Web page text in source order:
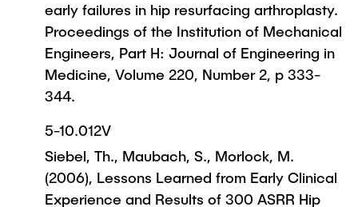
early failures in hip resurfacing arthroplasty.
Proceedings of the Institution of Mechanical
Engineers, Part H: Journal of Engineering in
Medicine, Volume 220, Number 2, p 333-
344.
5-10.012V
Siebel, Th., Maubach, S., Morlock, M.
(2006), Lessons Learned from Early Clinical
Experience and Results of 300 ASRR Hip